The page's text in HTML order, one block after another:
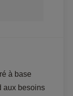
à base
aux besoins